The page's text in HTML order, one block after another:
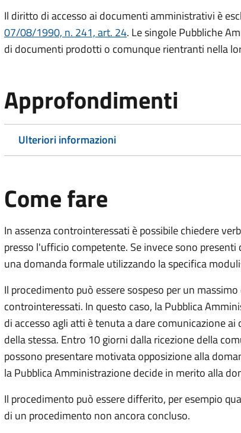
Il diritto di accesso ai documenti amministrativi è
07/08/1990, n. 241, art. 24. Le singole Pubbliche
di documenti prodotti o comunque rientranti nella
Approfondimenti
Ulteriori informazioni
Come fare
In assenza controinteressati è possibile chiedere
presso l'ufficio competente. Se invece sono
una domanda formale utilizzando la specifica
Il procedimento può essere sospeso per un
controinteressati. In questo caso, la Pubblica
di accesso agli atti è tenuta a dare comunicazione
della stessa. Entro 10 giorni dalla ricezione della
possono presentare motivata opposizione alla
la Pubblica Amministrazione decide in merito alla
Il procedimento può essere differito, per esempio
di un procedimento non ancora concluso.